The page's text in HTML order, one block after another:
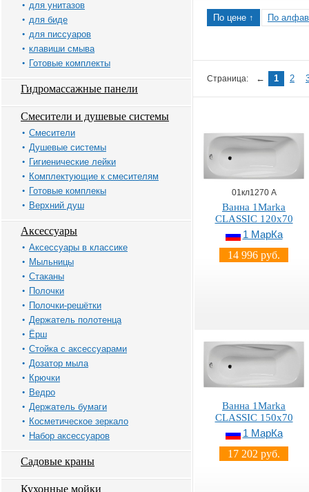
для унитазов
для биде
для писсуаров
клавиши смыва
Готовые комплекты
Гидромассажные панели
Смесители и душевые системы
Смесители
Душевые системы
Гигиенические лейки
Комплектующие к смесителям
Готовые комплекы
Верхний душ
Аксессуары
Аксессуары в классике
Мыльницы
Стаканы
Полочки
Полочки-решётки
Держатель полотенца
Ёрш
Стойка с аксессуарами
Дозатор мыла
Крючки
Ведро
Держатель бумаги
Косметическое зеркало
Набор аксессуаров
Садовые краны
Кухонные мойки
По цене ↑ По
Страница: ← 1 2
01кл1270 А
Ванна 1Marka
CLASSIC 120x70
1 МарКа
14 996 руб.
Ванна 1Marka
CLASSIC 150x70
1 МарКа
17 202 руб.